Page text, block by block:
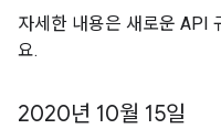
자세한 내용은 새로운 API
요.
2020년 10월 15일